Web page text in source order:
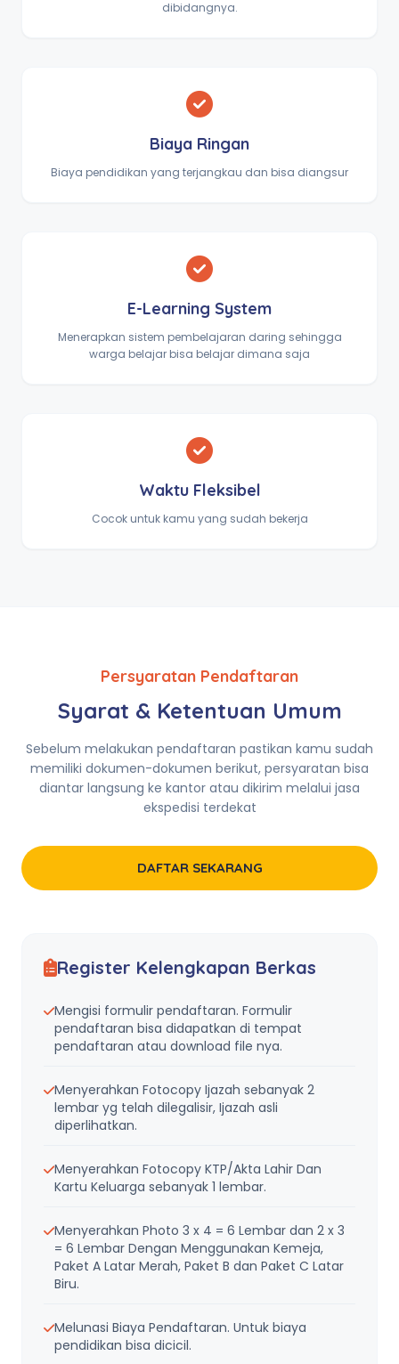
dibidangnya.
Biaya Ringan
Biaya pendidikan yang terjangkau dan bisa diangsur
E-Learning System
Menerapkan sistem pembelajaran daring sehingga
warga belajar bisa belajar dimana saja
Waktu Fleksibel
Cocok untuk kamu yang sudah bekerja
Persyaratan Pendaftaran
Syarat & Ketentuan Umum
Sebelum melakukan pendaftaran pastikan kamu sudah
memiliki dokumen-dokumen berikut, persyaratan bisa
diantar langsung ke kantor atau dikirim melalui jasa
ekspedisi terdekat
DAFTAR SEKARANG
Register Kelengkapan Berkas
Mengisi formulir pendaftaran. Formulir
pendaftaran bisa didapatkan di tempat
pendaftaran atau download file nya.
Menyerahkan Fotocopy Ijazah sebanyak 2
lembar yg telah dilegalisir, Ijazah asli
diperlihatkan.
Menyerahkan Fotocopy KTP/Akta Lahir Dan
Kartu Keluarga sebanyak 1 lembar.
Menyerahkan Photo 3 x 4 = 6 Lembar dan 2 x 3
= 6 Lembar Dengan Menggunakan Kemeja,
Paket A Latar Merah, Paket B dan Paket C Latar
Biru.
Melunasi Biaya Pendaftaran. Untuk biaya
pendidikan bisa dicicil.